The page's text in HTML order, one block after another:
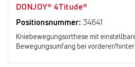
DONJOY® 4Titude®
Positionsnummer: 34641
Kniebewegungsorthese mit
Bewegungsumfang bei vorderer/